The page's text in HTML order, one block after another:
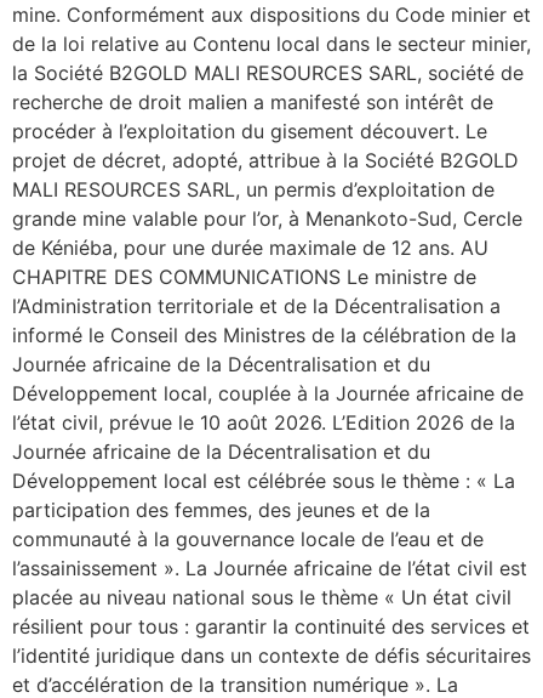
mine. Conformément aux dispositions du Code minier et
de la loi relative au Contenu local dans le secteur minier,
la Société B2GOLD MALI RESOURCES SARL, société de
recherche de droit malien a manifesté son intérêt de
procéder à l’exploitation du gisement découvert. Le
projet de décret, adopté, attribue à la Société B2GOLD
MALI RESOURCES SARL, un permis d’exploitation de
grande mine valable pour l’or, à Menankoto-Sud, Cercle
de Kéniéba, pour une durée maximale de 12 ans. AU
CHAPITRE DES COMMUNICATIONS Le ministre de
l’Administration territoriale et de la Décentralisation a
informé le Conseil des Ministres de la célébration de la
Journée africaine de la Décentralisation et du
Développement local, couplée à la Journée africaine de
l’état civil, prévue le 10 août 2026. L’Edition 2026 de la
Journée africaine de la Décentralisation et du
Développement local est célébrée sous le thème : « La
participation des femmes, des jeunes et de la
communauté à la gouvernance locale de l’eau et de
l’assainissement ». La Journée africaine de l’état civil est
placée au niveau national sous le thème « Un état civil
résilient pour tous : garantir la continuité des services et
l’identité juridique dans un contexte de défis sécuritaires
et d’accélération de la transition numérique ». La